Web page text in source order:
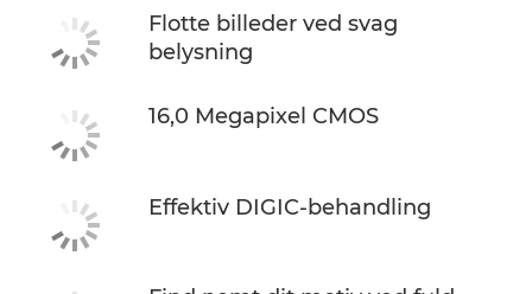
Flotte billeder ved svag
belysning
16,0 Megapixel CMOS
Effektiv DIGIC-behandling